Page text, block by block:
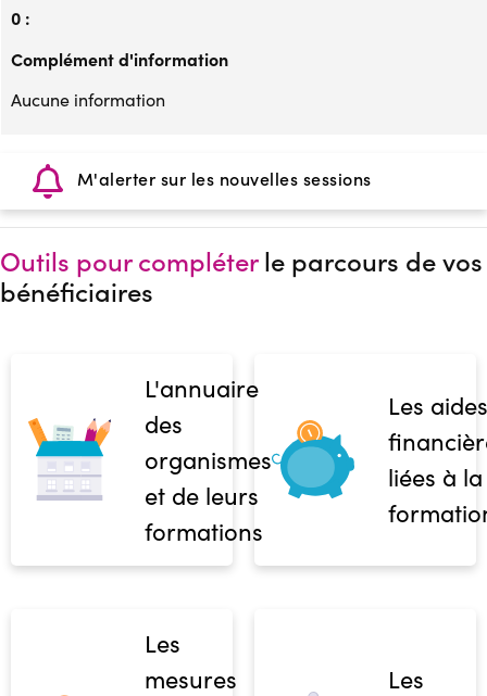
0 :
Complément d'information
Aucune information
M'alerter sur les nouvelles sessions
Outils pour compléterle parcours de vos
bénéficiaires
L'annuaire
des
organismes
et de leurs
formations
Les aides
liées à la
Les
mesures
Les